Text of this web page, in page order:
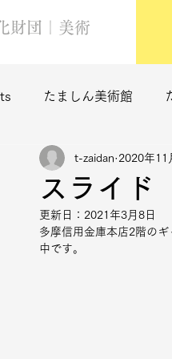
財団｜美術
たましん美術館
スライ
t-zaidan 2020年11
更新日： 2021年3月8日
多摩信用金庫本店2階の
中です。